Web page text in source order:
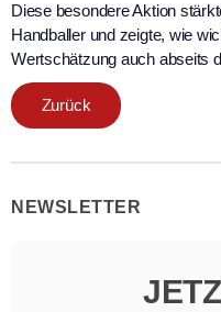
Diese besondere Aktion
Handballer und zeigte, wie
Wertschätzung auch abseits
Zurück
NEWSLETTER